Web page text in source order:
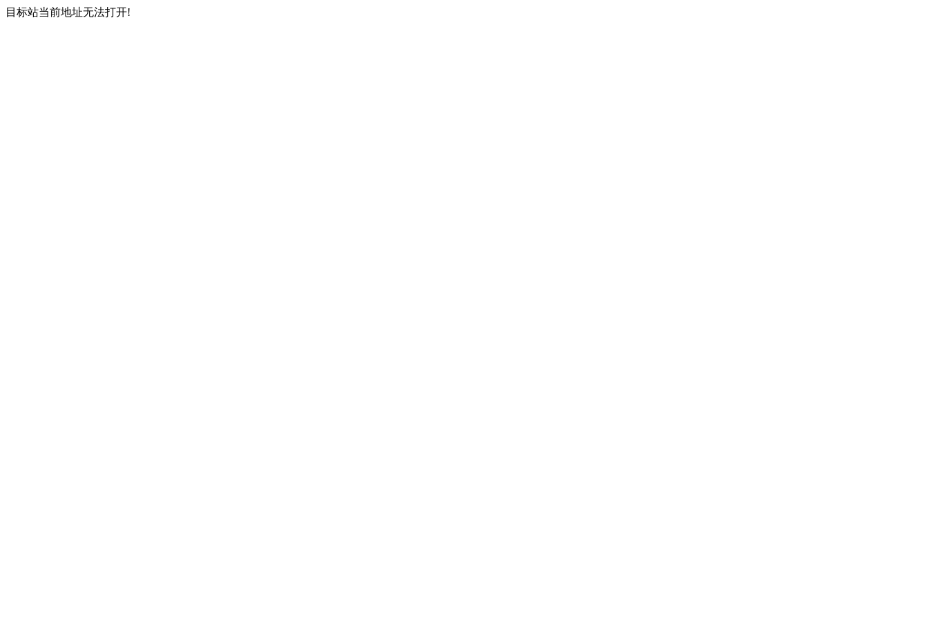
目标站当前地址无法打开!